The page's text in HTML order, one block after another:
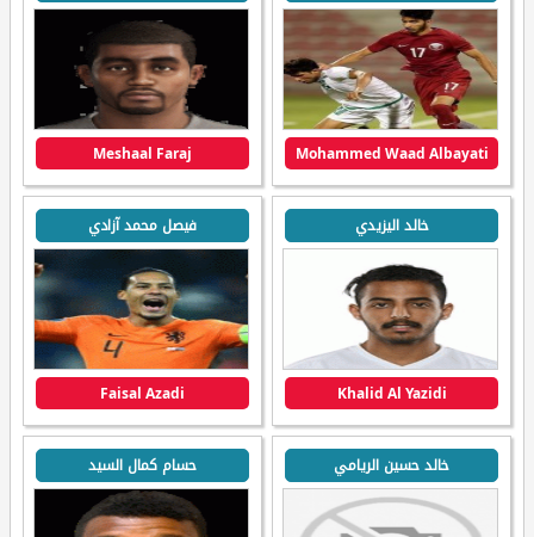
Mohammed Waad Albayati
Meshaal Faraj
خالد اليزيدي
Khalid Al Yazidi
فيصل محمد آزادي
Faisal Azadi
خالد حسين الريامي حسام كمال السيد